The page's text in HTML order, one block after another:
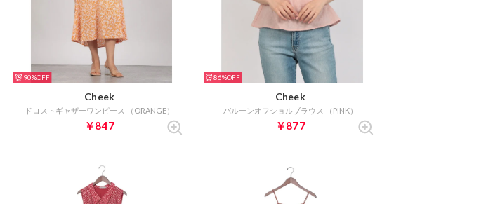
90%
Cheek
ドロストギャザーワンピース （ORANGE）
￥847
86%
Cheek
バルーンオフショルブラウス （PINK）
￥877